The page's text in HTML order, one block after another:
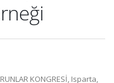
KONGRESİ, Isparta,